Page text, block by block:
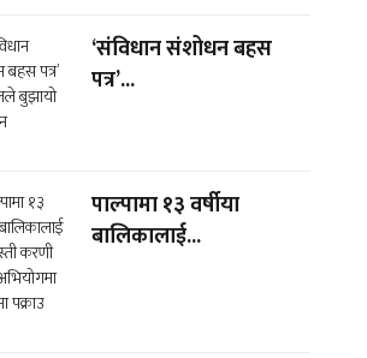
‘संविधान संशोधन बहस
पत्र’...
पाल्पामा १३ वर्षीया
बालिकालाई...